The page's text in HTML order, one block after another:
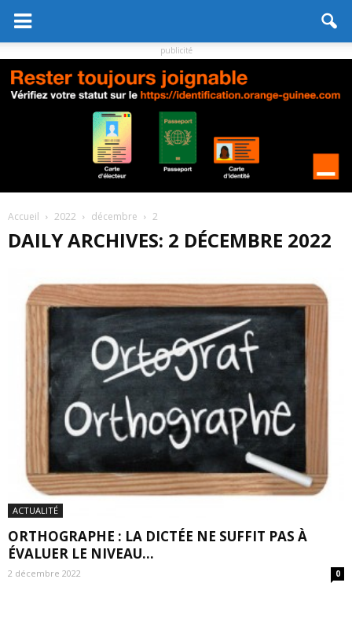
publicité
Accueil 2022 décembre 2
DAILY ARCHIVES: 2 DÉCEMBRE 2022
ACTUALITÉ
ORTHOGRAPHE : LA DICTÉE NE SUFFIT PAS À
ÉVALUER LE NIVEAU...
2 décembre 2022 0